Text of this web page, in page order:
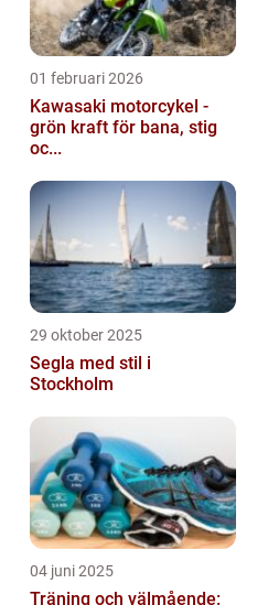
01 februari 2026
Kawasaki motorcykel -
grön kraft för bana, stig
oc...
29 oktober 2025
Segla med stil i
Stockholm
04 juni 2025
Träning och välmående: